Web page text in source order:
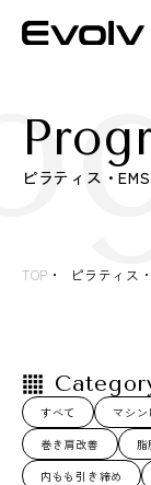
ピラティス・
TOP ピラティス
すべて マシン
巻き肩改善
脂
内もも引き締め